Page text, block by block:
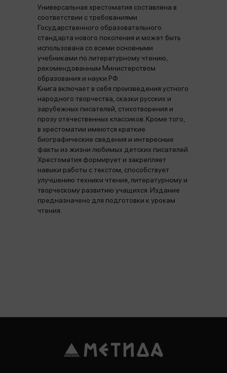
Универсальная хрестоматия составлена в
соответствии с требованиями
Государственного образовательного
стандарта нового поколения и может быть
использована со всеми основными
учебниками по литературному чтению,
рекомендованным Министерством
образования и науки РФ.
Книга включает в себя произведения устного
народного творчества, сказки русских и
зарубежных писателей, стихотворения и
прозу отечественных классиков. Кроме того,
в хрестоматии имеются краткие
биографические сведения и интересные
факты из жизни любимых детских писателей.
Хрестоматия формирует и закрепляет
навыки работы с текстом, способствует
улучшению техники чтения, литературному и
творческому развитию учащихся. Издание
предназначено для подготовки к урокам
чтения.